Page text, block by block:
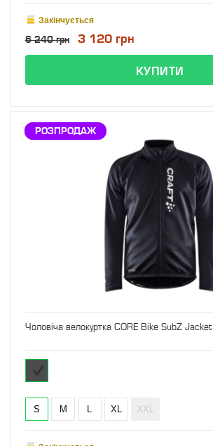
Закінчується
6 240 грн 3 120 грн
ЗНИЖКА
РОЗПРОДАЖ
Чоловіча велокуртка CORE Bike SubZ Jacket
S M XL XXL